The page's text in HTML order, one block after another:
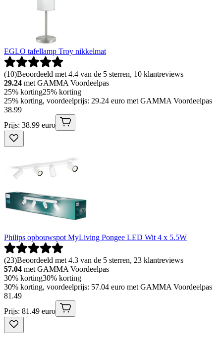
EGLO tafellamp Troy nikkelmat
(10)Beoordeeld met 4.4 van de 5 sterren, 10 klantreviews
29.24 met GAMMA Voordeelpas
25% korting25% korting
25% korting, voordeelprijs: 29.24 euro met GAMMA Voordeelpas
38.99
Prijs: 38.99 euro
Philips opbouwspot MyLiving Pongee LED Wit 4 x 5.5W
(23)Beoordeeld met 4.3 van de 5 sterren, 23 klantreviews
57.04 met GAMMA Voordeelpas
30% korting30% korting
30% korting, voordeelprijs: 57.04 euro met GAMMA Voordeelpas
81 .49
Prijs: 81.49 euro